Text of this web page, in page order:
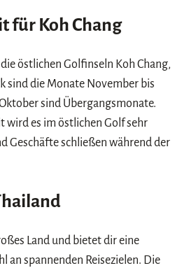
für Koh Chang
östlichen Golfinseln Koh Chang,
sind die Monate November bis
sind Übergangsmonate.
wird es im östlichen Golf sehr
Geschäfte schließen während der
Land und bietet dir eine
an spannenden Reisezielen. Die